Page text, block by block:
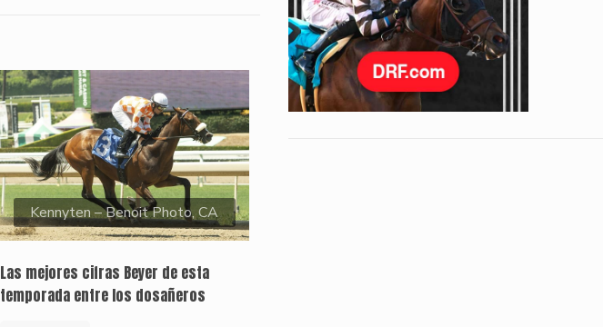
Kennyten – Benoit Photo, CA
Las mejores cifras Beyer de esta
temporada entre los dosañeros